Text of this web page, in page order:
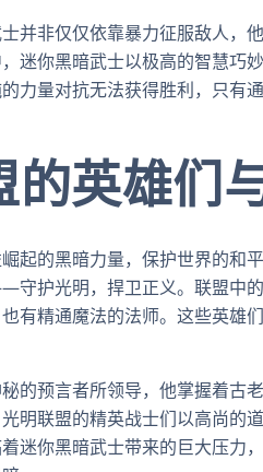
并非仅仅依靠暴力征服敌人，
迷你黑暗武士以极高的智慧巧
力量对抗无法获得胜利，只有
的英雄们
起的黑暗力量，保护世界的和
护光明，捍卫正义。联盟中
有精通魔法的法师。这些英雄
的预言者所领导，他掌握着古
明联盟的精英战士们以高尚的
迷你黑暗武士带来的巨大压力